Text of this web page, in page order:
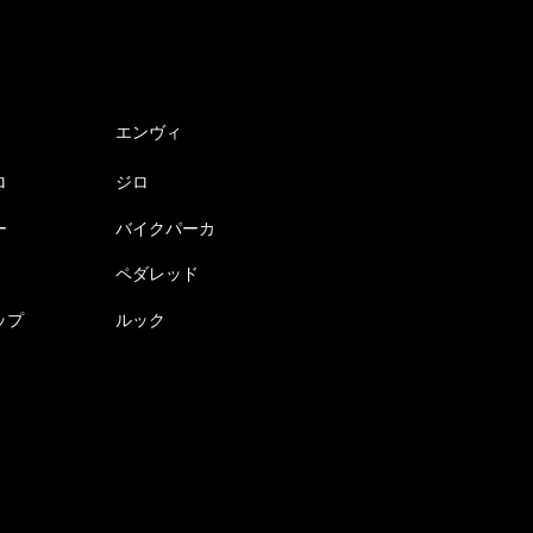
エンヴィ
ジロ
バイクパーカ
ペダレッド
プ ルック